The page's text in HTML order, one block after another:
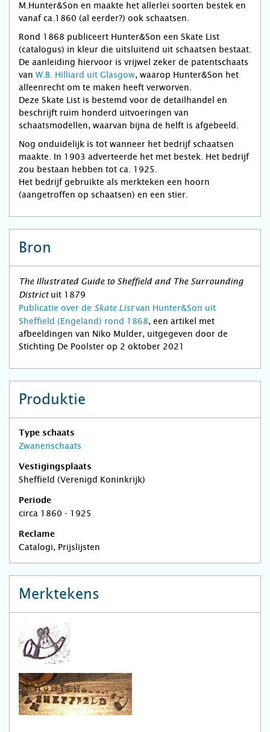
M.Hunter&Son en maakte het allerlei soorten bestek en
vanaf ca.1860 (al eerder?) ook schaatsen.
Rond 1868 publiceert Hunter&Son een Skate List
(catalogus) in kleur die uitsluitend uit schaatsen bestaat.
De aanleiding hiervoor is vrijwel zeker de patentschaats
van W.B. Hilliard uit Glasgow, waarop Hunter&Son het
alleenrecht om te maken heeft verworven.
Deze Skate List is bestemd voor de detailhandel en
beschrijft ruim honderd uitvoeringen van
schaatsmodellen, waarvan bijna de helft is afgebeeld.
Nog onduidelijk is tot wanneer het bedrijf schaatsen
maakte. In 1903 adverteerde het met bestek. Het bedrijf
zou bestaan hebben tot ca. 1925.
Het bedrijf gebruikte als merkteken een hoorn
(aangetroffen op schaatsen) en een stier.
Bron
The Illustrated Guide to Sheffield and The Surrounding
Districtuit 1879
Publicatie over de Skate Listvan Hunter&Son uit
Sheffield (Engeland) rond 1868, een artikel met
afbeeldingen van Niko Mulder, uitgegeven door de
Stichting De Poolster op 2 oktober 2021
Produktie
Type schaats
Zwanenschaats
Vestigingsplaats
Sheffield (Verenigd Koninkrijk)
Periode
circa 1860 - 1925
Reclame
Catalogi, Prijslijsten
Merktekens